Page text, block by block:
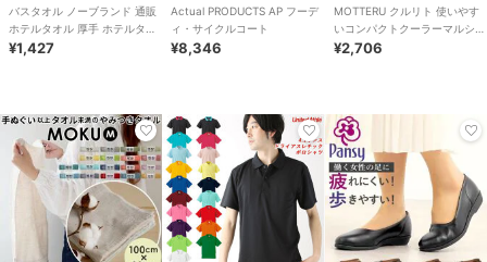
バスタオル ノーブランド 通販
ホテルタオル 厚手 ホテルタイ
プ シンプル 無地 綿 100% コッ
¥1,427
Actual PRODUCTS AP フーデ
ィ・サイクルコート
¥8,346
MOTTERU クルリト 使いやす
いコンパクトクーラーマルシェ
バッグ
¥2,706